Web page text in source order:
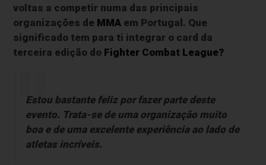
voltas a competir numa das principais
organizações de MMA em Portugal. Que
significado tem para ti integrar o card da
terceira edição do Fighter Combat League?
Estou bastante feliz por fazer parte deste
evento. Trata-se de uma organização muito
boa e de uma excelente experiência ao lado de
atletas incríveis.